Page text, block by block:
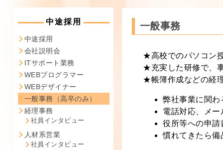
会社概要・沿革
代表挨拶
会社の特徴
会社風土
社員データ
中途採用
中途採用
会社説明会
ITサポート業務
WEBプログラマー
WEBデザイナー
一般事務（高卒のみ）
経理事務
社員インタビュー
人材系営業
社員インタビュー
一般事務
★高校でのパソコン
★充実した研修で、
★帳簿作成などの経
弊社事業に関わ
電話対応、メ
役所等への申請
慣れてきたら備